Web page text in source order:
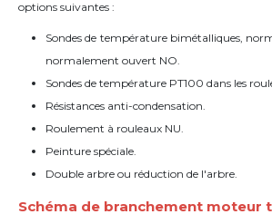
options suivantes :
Sondes de température bimétalliques,
normalement ouvert NO.
Sondes de température PT100 dans les
Résistances anti-condensation.
Roulement à rouleaux NU.
Peinture spéciale.
Double arbre ou réduction de l'arbre.
Schéma de branchement moteur